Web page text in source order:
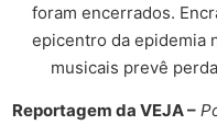
foram encerrados.
epicentro da epidemia
musicais prevê
Reportagem da VEJA –